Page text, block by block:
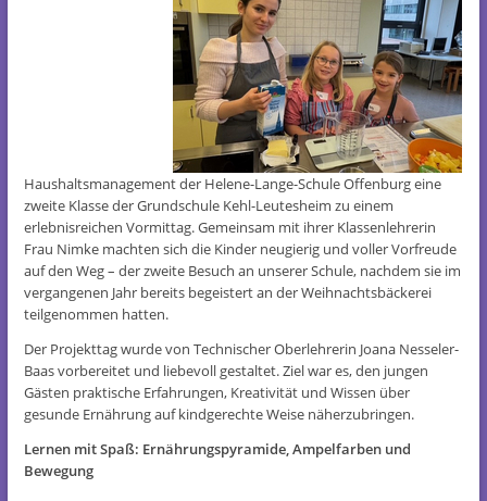
Haushaltsmanagement der Helene-Lange-Schule Offenburg eine
zweite Klasse der Grundschule Kehl-Leutesheim zu einem
erlebnisreichen Vormittag. Gemeinsam mit ihrer Klassenlehrerin
Frau Nimke machten sich die Kinder neugierig und voller Vorfreude
auf den Weg – der zweite Besuch an unserer Schule, nachdem sie im
vergangenen Jahr bereits begeistert an der Weihnachtsbäckerei
teilgenommen hatten.
Der Projekttag wurde von Technischer Oberlehrerin Joana Nesseler-
Baas vorbereitet und liebevoll gestaltet. Ziel war es, den jungen
Gästen praktische Erfahrungen, Kreativität und Wissen über
gesunde Ernährung auf kindgerechte Weise näherzubringen.
Lernen mit Spaß: Ernährungspyramide, Ampelfarben und
Bewegung